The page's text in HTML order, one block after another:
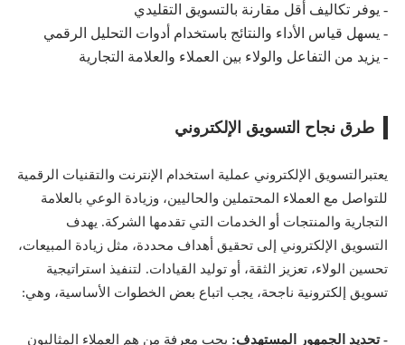
- يوفر تكاليف أقل مقارنة بالتسويق التقليدي
- يسهل قياس الأداء والنتائج باستخدام أدوات التحليل الرقمي
- يزيد من التفاعل والولاء بين العملاء والعلامة التجارية
طرق نجاح التسويق الإلكتروني
يعتبرالتسويق الإلكتروني عملية استخدام الإنترنت والتقنيات الرقمية
للتواصل مع العملاء المحتملين والحاليين، وزيادة الوعي بالعلامة
التجارية والمنتجات أو الخدمات التي تقدمها الشركة. يهدف
التسويق الإلكتروني إلى تحقيق أهداف محددة، مثل زيادة المبيعات،
تحسين الولاء، تعزيز الثقة، أو توليد القيادات. لتنفيذ استراتيجية
تسويق إلكترونية ناجحة، يجب اتباع بعض الخطوات الأساسية، وهي:
- تحديد الجمهور المستهدف: يجب معرفة من هم العملاء المثاليون